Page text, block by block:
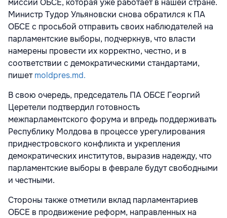
Министр Тудор Ульяновски снова обратился к ПА
ОБСЕ с просьбой отправить своих наблюдателей на
парламентские выборы, подчеркнув, что власти
намерены провести их корректно, честно, и в
соответствии с демократическими стандартами,
пишетmoldpres.md.
В свою очередь, председатель ПА ОБСЕ Георгий
Церетели подтвердил готовность
межпарламентского форума и впредь поддерживать
Республику Молдова в процессе урегулирования
приднестровского конфликта и укрепления
демократических институтов, выразив надежду, что
парламентские выборы в феврале будут свободными
и честными.
Стороны также отметили вклад парламентариев
ОБСЕ в продвижение реформ, направленных на